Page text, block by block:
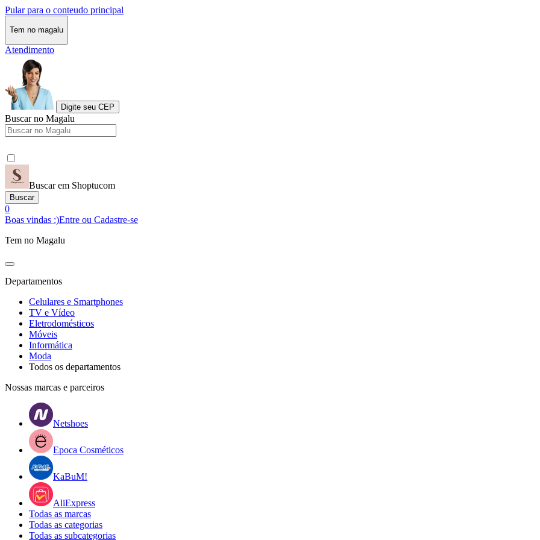
Pular para o conteudo principal
Tem no magalu
Atendimento
Digite seu CEP
Buscar no Magalu
Buscar em Shoptucom
Buscar
0
Boas vindas :)Entre ou Cadastre-se
Tem no Magalu
Departamentos
Celulares e Smartphones
TV e Vídeo
Eletrodomésticos
Móveis
Informática
Moda
Todos os departamentos
Nossas marcas e parceiros
Netshoes
Epoca Cosméticos
KaBuM!
AliExpress
Todas as marcas
Todas as categorias
Todas as subcategorias